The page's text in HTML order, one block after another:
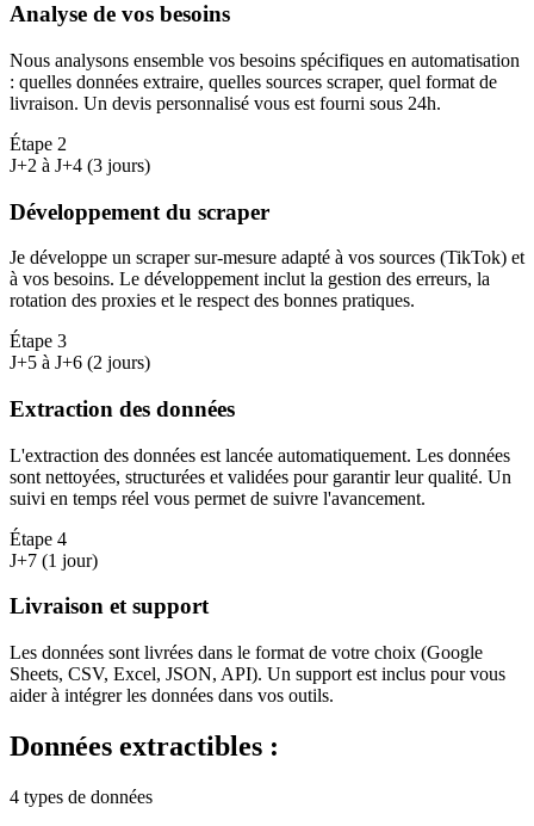
Analyse de vos besoins
Nous analysons ensemble vos besoins spécifiques en automatisation
: quelles données extraire, quelles sources scraper, quel format de
livraison. Un devis personnalisé vous est fourni sous 24h.
Étape 2
J+2 à J+4 (3 jours)
Développement du scraper
Je développe un scraper sur-mesure adapté à vos sources (TikTok) et
à vos besoins. Le développement inclut la gestion des erreurs, la
rotation des proxies et le respect des bonnes pratiques.
Étape 3
J+5 à J+6 (2 jours)
Extraction des données
L'extraction des données est lancée automatiquement. Les données
sont nettoyées, structurées et validées pour garantir leur qualité. Un
suivi en temps réel vous permet de suivre l'avancement.
Étape 4
J+7 (1 jour)
Livraison et support
Les données sont livrées dans le format de votre choix (Google
Sheets, CSV, Excel, JSON, API). Un support est inclus pour vous
aider à intégrer les données dans vos outils.
Données extractibles :
4 types de données